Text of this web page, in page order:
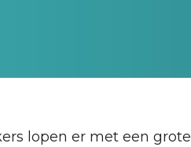
lopen er met een grote